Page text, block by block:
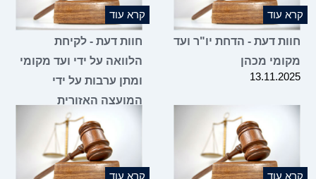
קרא עוד
חוות דעת - הדחת יו"ר ועד
מקומי מכהן
13.11.2025
קרא עוד
חוות דעת - לקיחת
הלוואה על ידי ועד מקומי
ומתן ערבות על ידי
המועצה האזורית
קרא עוד קרא עוד